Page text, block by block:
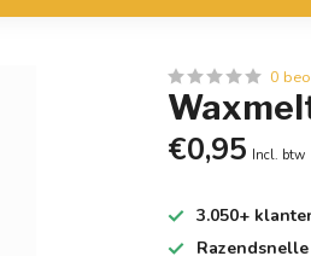
0
€0,95 Incl. btw
3.050+
Razendsnelle